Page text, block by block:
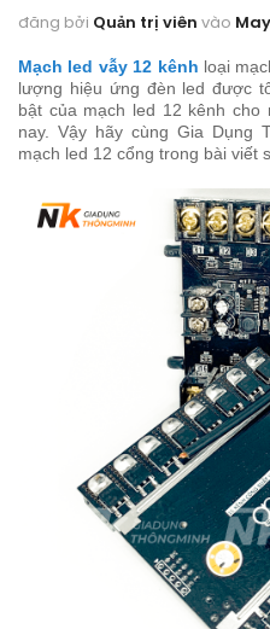
đăng bởi Quản trị viên vào
Mạch led vẫy 12 kênh loại
lượng hiệu ứng đèn led được
bật của mạch led 12 kênh
nay. Vậy hãy cùng Gia Dụng
mạch led 12 cổng trong bài viết